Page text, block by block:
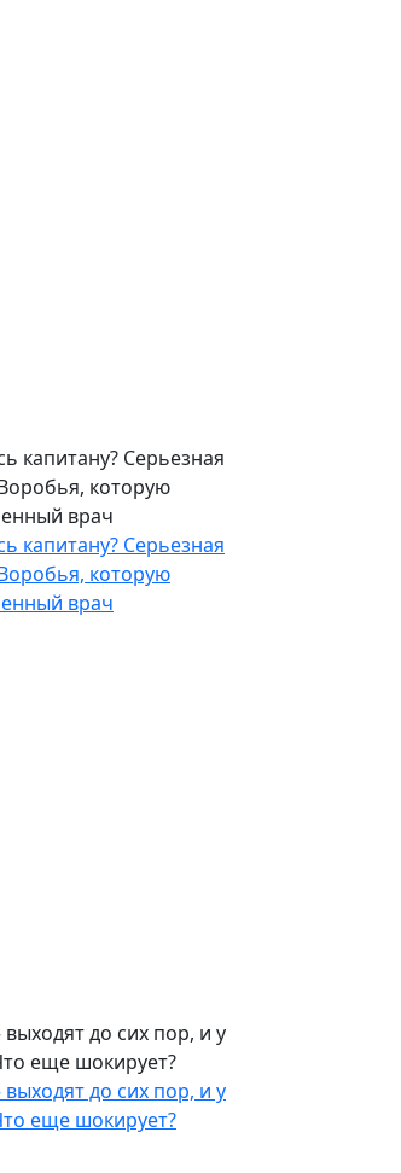
капитану? Серьезная
которую
врач
капитану? Серьезная
которую
врач
до сих пор, и у
еще шокирует?
до сих пор, и у
еще шокирует?